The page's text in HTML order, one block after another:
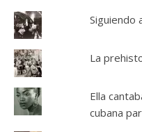
Siguiendo
La
Ella
cubana